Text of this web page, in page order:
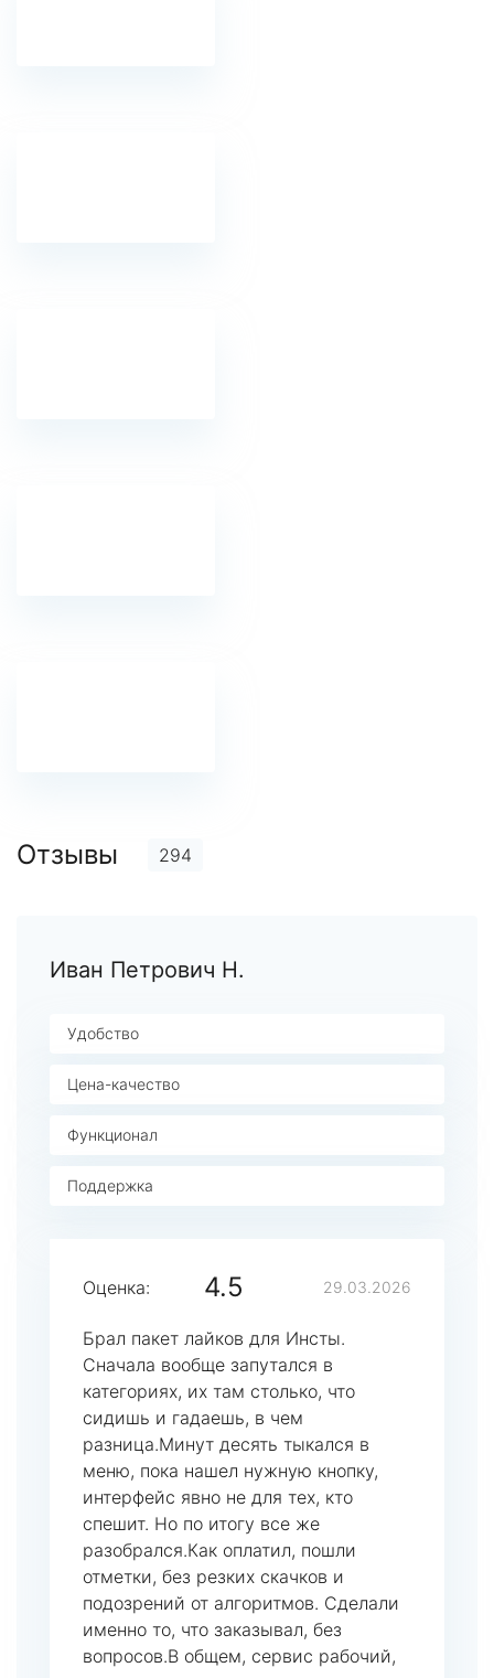
Отзывы 294
Иван Петрович Н.
Удобство
Цена-качество
Функционал
Поддержка
Оценка: 4.5 29.03.2026
Брал пакет лайков для Инсты.
Сначала вообще запутался в
категориях, их там столько, что
сидишь и гадаешь, в чем
разница.Минут десять тыкался в
меню, пока нашел нужную кнопку,
интерфейс явно не для тех, кто
спешит. Но по итогу все же
разобрался.Как оплатил, пошли
отметки, без резких скачков и
подозрений от алгоритмов. Сделали
именно то, что заказывал, без
вопросов.В общем, сервис рабочий,